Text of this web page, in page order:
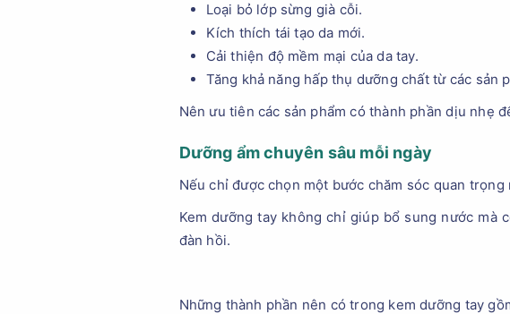
Loại bỏ lớp sừng già cỗi.
Kích thích tái tạo da mới.
Cải thiện độ mềm mại của da tay.
Tăng khả năng hấp thụ dưỡng chất từ các sản
Nên ưu tiên các sản phẩm có thành phần dịu nhẹ
Dưỡng ẩm chuyên sâu mỗi ngày
Nếu chỉ được chọn một bước chăm sóc quan
Kem dưỡng tay không chỉ giúp bổ sung nước mà
đàn hồi.
Những thành phần nên có trong kem dưỡng tay